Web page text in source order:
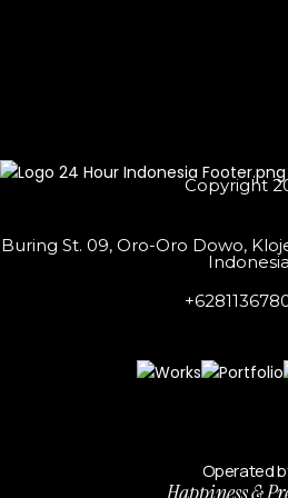
Copyright
Buring St. 09, Oro-Oro Dowo,
Indonesia
Operated